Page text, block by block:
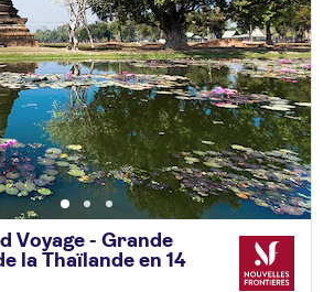
Voyage - Grande
la Thaïlande en 14